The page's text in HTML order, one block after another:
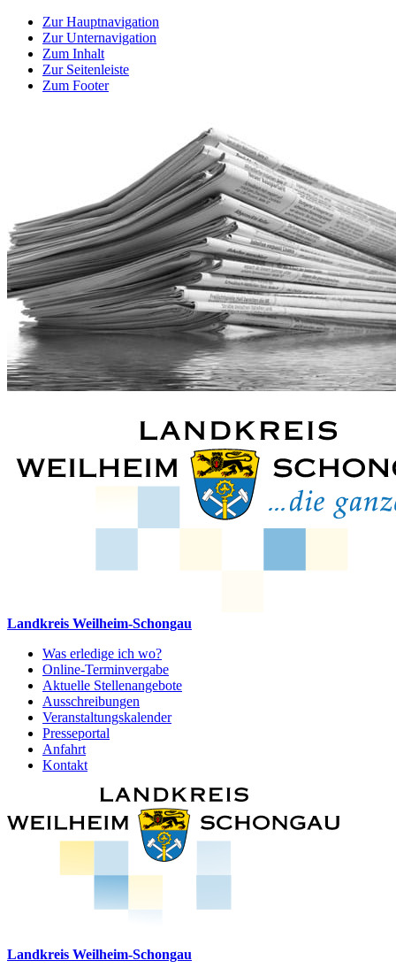
Zur Hauptnavigation
Zur Unternavigation
Zum Inhalt
Zur Seitenleiste
Zum Footer
Landkreis Weilheim-Schongau
Was erledige ich wo?
Online-Terminvergabe
Aktuelle Stellenangebote
Ausschreibungen
Veranstaltungskalender
Presseportal
Anfahrt
Kontakt
Landkreis Weilheim-Schongau